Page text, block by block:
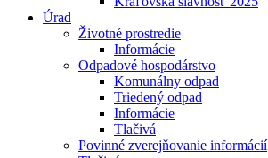
Úrad
Životné prostredie
Informácie
Odpadové hospodárstvo
Komunálny odpad
Triedený odpad
Informácie
Tlačivá
Povinné zverejňovanie informácií